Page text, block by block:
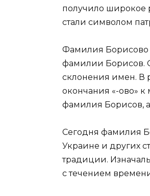
получило широкое
стали символом
Фамилия Борисово
фамилии Борисов.
склонения имен. В
окончания «-ово»
фамилия Борисов,
Сегодня фамилия
Украине и других
традиции.
с течением